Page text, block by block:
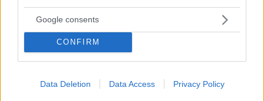
Google consents
CONFIRM
Data Deletion Data Access Privacy Policy